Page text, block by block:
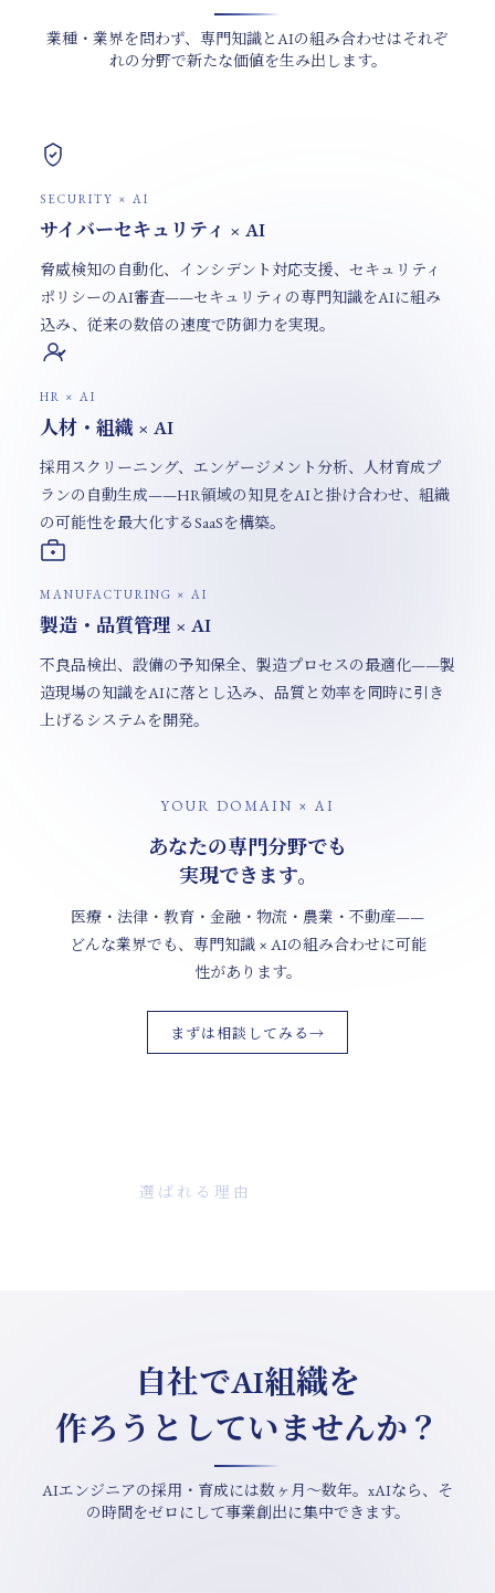
業種・業界を問わず、専門知識とAIの組み合わせはそれぞ
れの分野で新たな価値を生み出します。
SECURITY × AI
サイバーセキュリティ × AI
脅威検知の自動化、インシデント対応支援、セキュリティ
ポリシーのAI審査——セキュリティの専門知識をAIに組み
込み、従来の数倍の速度で防御力を実現。
HR × AI
人材・組織 × AI
採用スクリーニング、エンゲージメント分析、人材育成プ
ランの自動生成——HR領域の知見をAIと掛け合わせ、組織
の可能性を最大化するSaaSを構築。
MANUFACTURING × AI
製造・品質管理 × AI
不良品検出、設備の予知保全、製造プロセスの最適化——製
造現場の知識をAIに落とし込み、品質と効率を同時に引き
上げるシステムを開発。
YOUR DOMAIN × AI
あなたの専門分野でも
実現できます。
医療・法律・教育・金融・物流・農業・不動産——
どんな業界でも、 専門知識 × AIの組み合わせに可能
性があります。
まずは相談してみる→
Why xAI選ばれる理由
自社でAI組織を
作ろうとしていませんか？
AIエンジニアの採用・育成には数ヶ月〜数年。xAIなら、
そ
の時間をゼロにして事業創出に集中できます。